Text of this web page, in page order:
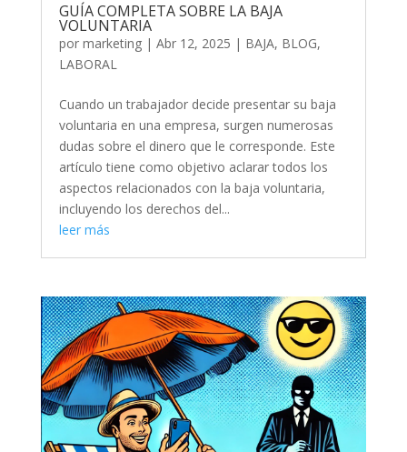
GUÍA COMPLETA SOBRE LA BAJA
VOLUNTARIA
por marketing| Abr 12, 2025 | BAJA, BLOG,
LABORAL
Cuando un trabajador decide presentar su baja
voluntaria en una empresa, surgen numerosas
dudas sobre el dinero que le corresponde. Este
artículo tiene como objetivo aclarar todos los
aspectos relacionados con la baja voluntaria,
incluyendo los derechos del...
leer más